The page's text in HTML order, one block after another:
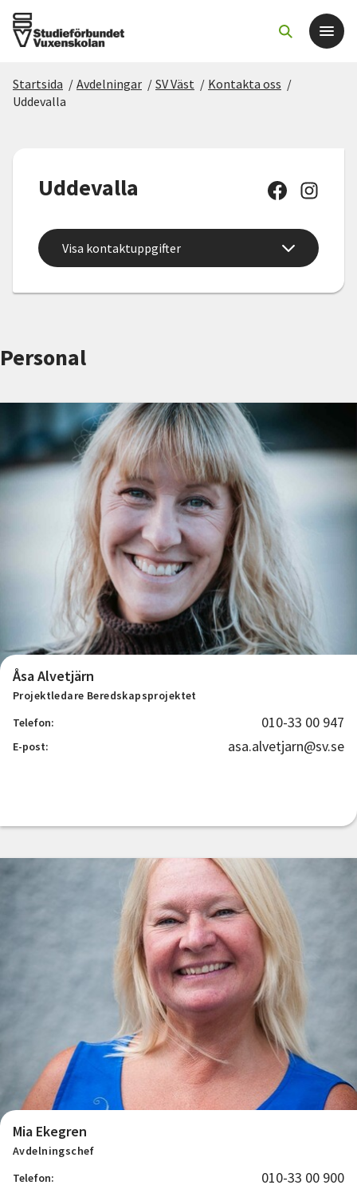
Det här gör vi
Sök kurser och evenemang
Om SV
Nyheter
Avdelningar
Lyssna
Startsida / Avdelningar / SV Väst / Kontakta oss /
Uddevalla
Uddevalla
Visa kontaktuppgifter
Personal
Åsa Alvetjärn
Projektledare Beredskapsprojektet
Telefon:
010-33 00 947
E-post: asa.alvetjarn@sv.se
Mia Ekegren
Avdelningschef
Telefon:
010-33 00 900